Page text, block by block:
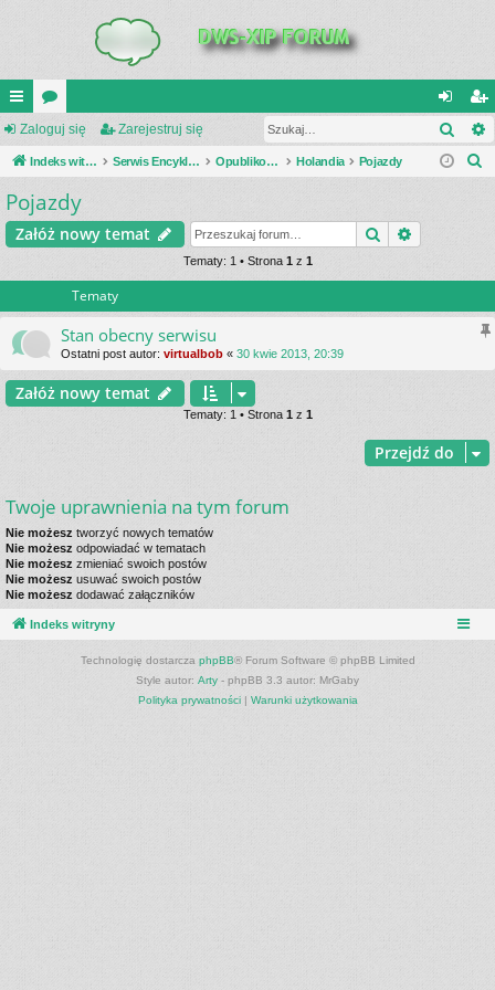
UI
C
K
_L
or
a
al
og
ar
ej
ę
Zaloguj się Zarejestruj się
Indeks witryny Serwis Encyklopedia Uzbrojenia Opublikowane zestawienia Holandia Pojazdy
j
Pojazdy
Załóż nowy temat Szukaj
Tematy: 1 • Strona 1 z 1
Tematy
Stan obecny serwisu
Ostatni post autor: virtualbob « 30 kwie 2013, 20:39
Załóż nowy temat
Tematy: 1 • Strona 1 z 1
Przejdź do
Twoje uprawnienia na tym forum
Nie możesz tworzyć nowych tematów
Nie możesz odpowiadać w tematach
Nie możesz zmieniać swoich postów
Nie możesz usuwać swoich postów
Nie możesz dodawać załączników
Indeks witryny
Technologię dostarcza phpBB® Forum Software © phpBB Limited
Style autor: Arty - phpBB 3.3 autor: MrGaby
Polityka prywatności| Warunki użytkowania